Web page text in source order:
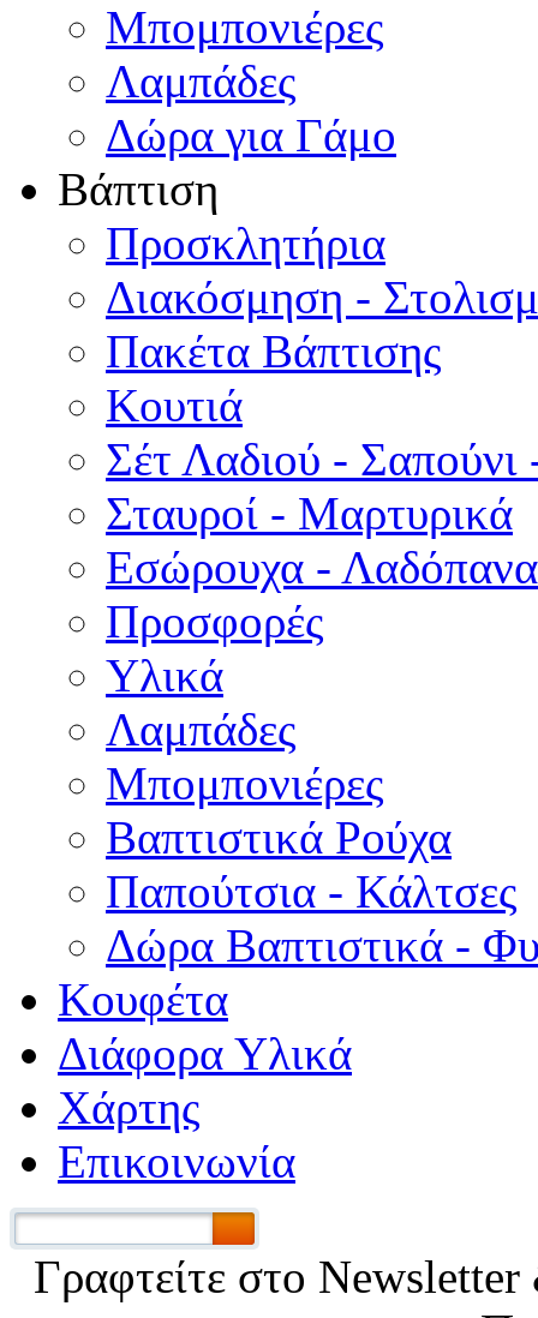
Μπομπονιέρες
Λαμπάδες
Δώρα για Γάμο
Βάπτιση
Προσκλητήρια
Διακόσμηση -
Πακέτα Βάπτισης
Κουτιά
Σέτ Λαδιού - Σαπούνι
Σταυροί - Μαρτυρικά
Εσώρουχα -
Προσφορές
Υλικά
Λαμπάδες
Μπομπονιέρες
Βαπτιστικά Ρούχα
Παπούτσια - Κάλτσες
Δώρα Βαπτιστικά -
Κουφέτα
Διάφορα Υλικά
Χάρτης
Επικοινωνία
Γραφτείτε στο Νewsletter